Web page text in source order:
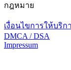
กฎหมาย
เงื่อนไขการให้บริก
DMCA / DSA
Impressum